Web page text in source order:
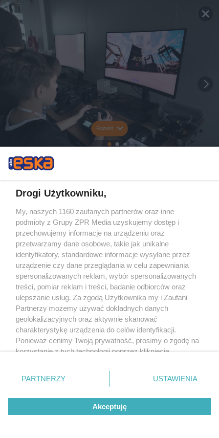
Rozwiń
Drogi Użytkowniku,
My, naszych 1160 zaufanych partnerów oraz inne
podmioty z Grupy ZPR Media uzyskujemy dostęp i
przechowujemy informacje na urządzeniu oraz
przetwarzamy dane osobowe, takie jak unikalne
identyfikatory, standardowe informacje wysyłane przez
urządzenie czy dane przeglądania w celu zapewniania
spersonalizowanych reklam, wybór spersonalizowanych
treści, pomiar reklam i treści, badanie odbiorców oraz
ulepszanie usług. Za zgodą Użytkownika my i Zaufani
Partnerzy możemy używać dokładnych danych
geolokalizacyjnych oraz aktywnie skanować
charakterystykę urządzenia do celów identyfikacji.
Ponieważ cenimy Twoją prywatność, prosimy o zgodę na
korzystanie z tych technologii poprzez kliknięcie
zmienić/wycofać klikając przycisk ustawień prywatności
znajdujący się w lewym dolnym rogu strony
rodzaje przetwarzania danych nie wymagają zgody
użytkownika, ale masz prawo sprzeciwić się takiemu
przetwarzaniu. Preferencje będą miały zastosowanie tylko
PARTNERZY USTAWIENIA
Akceptuję